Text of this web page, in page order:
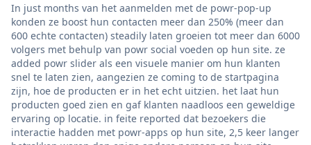
In just months van het aanmelden met de powr-pop-up
konden ze boost hun contacten meer dan 250% (meer dan
600 echte contacten) steadily laten groeien tot meer dan 6000
volgers met behulp van powr social voeden op hun site. ze
added powr slider als een visuele manier om hun klanten
snel te laten zien, aangezien ze coming to de startpagina
zijn, hoe de producten er in het echt uitzien. het laat hun
producten goed zien en gaf klanten naadloos een geweldige
ervaring op locatie. in feite reported dat bezoekers die
interactie hadden met powr-apps op hun site, 2,5 keer langer